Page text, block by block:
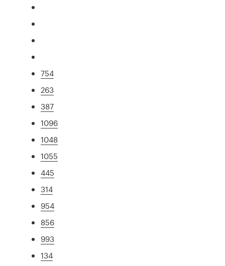
754
263
387
1096
1048
1055
445
314
954
856
993
134